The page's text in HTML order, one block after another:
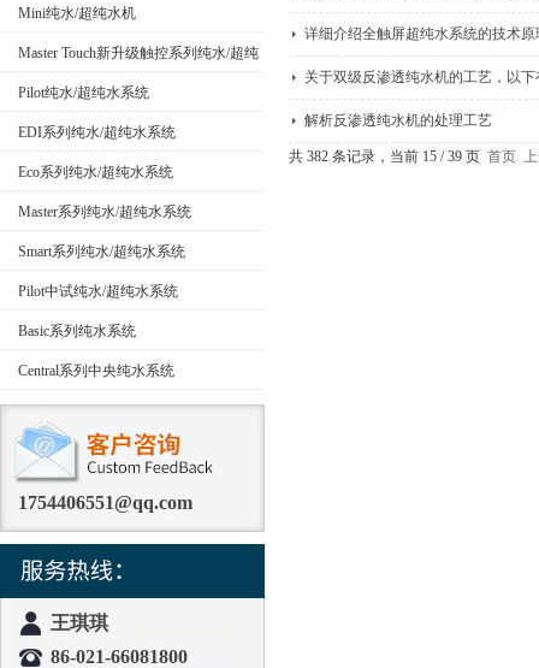
Mini纯水/超纯水机
Master Touch新升级触控系列纯水/超纯
水系统
Pilot纯水/超纯水系统
EDI系列纯水/超纯水系统
Eco系列纯水/超纯水系统
Master系列纯水/超纯水系统
Smart系列纯水/超纯水系统
Pilot中试纯水/超纯水系统
Basic系列纯水系统
Central系列中央纯水系统
1754406551@qq.com
王琪琪
86-021-66081800
详细介绍全触屏超纯水系统的技术
关于双级反渗透纯水机的工艺，以
解析反渗透纯水机的处理工艺
共 382 条记录，当前 15 / 39 页 首页